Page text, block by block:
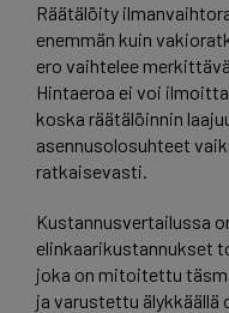
Räätälöity
enemmän kuin
ero vaihtelee
Hintaeroa ei voi
koska räätälöinnin
asennusolosuhteet
ratkaisevasti.
Kustannusvertailussa
elinkaarikustannukset
joka on mitoitettu
ja varustettu älykkäällä